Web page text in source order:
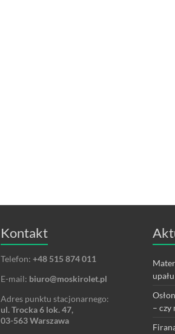
Kontakt
Telefon: +48 515 874 011
E-mail: biuro@moskirolet.pl
Adres punktu stacjonarnego:
ul. Trocka 6 lok. 47,
03-563 Warszawa
– czy